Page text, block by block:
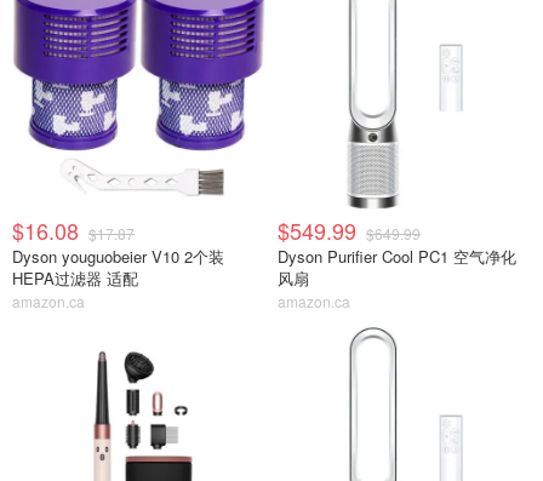
$16.08 $17.87
Dyson youguobeier V10 2个装
HEPA过滤器 适配
amazon.ca
$549.99 $649.99
Dyson Purifier Cool PC1 空气净化
风扇
amazon.ca